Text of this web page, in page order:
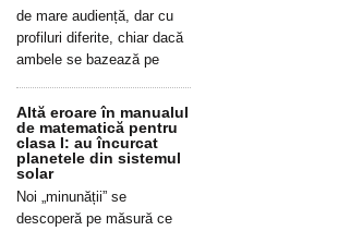
de mare audiență, dar cu
profiluri diferite, chiar dacă
ambele se bazează pe
Altă eroare în manualul
de matematică pentru
clasa I: au încurcat
planetele din sistemul
solar
Noi „minunății” se
descoperă pe măsură ce